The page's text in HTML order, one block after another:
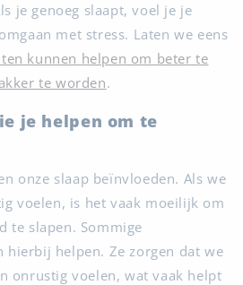
je genoeg slaapt, voel je je
met stress. Laten we eens
kunnen helpen om beter te
te worden.
je helpen om te
onze slaap beïnvloeden. Als we
voelen, is het vaak moeilijk om
te slapen. Sommige
hierbij helpen. Ze zorgen dat we
onrustig voelen, wat vaak helpt